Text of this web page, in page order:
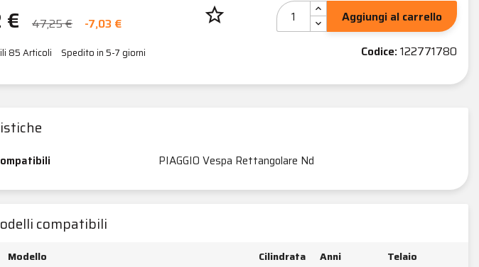
€ 47,25 € -7,03 €
85 Articoli Spedito in 5-7 giorni
star_border
Aggiungi al carrello
Codice:122771780
PIAGGIO Vespa Rettangolare Nd
compatibili
Modello Cilindrata Anni
Telaio